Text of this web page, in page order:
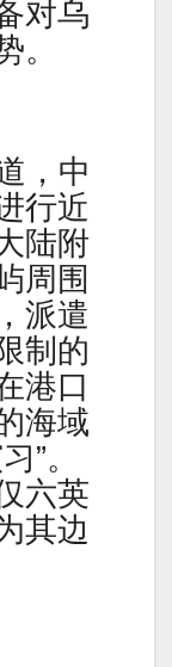
对乌
。
，中
行近
陆附
周围
派遣
制的
港口
海域
”。
六英
其边